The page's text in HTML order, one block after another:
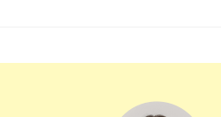
아트월갤러리